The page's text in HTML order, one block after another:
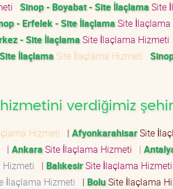
Sinop - Boyabat - Site İlaçlamaSite
- Erfelek - Site İlaçlamaSite
- Site İlaçlamaSite İlaçlama Hizmeti
İlaçlama Site İlaçlama Hizmeti
verdiğimiz
Hizmeti | AfyonkarahisarSite
| AnkaraSite İlaçlama Hizmeti |
| BalıkesirSite İlaçlama Hizmeti
İlaçlama Hizmeti | BoluSite İlaçlama